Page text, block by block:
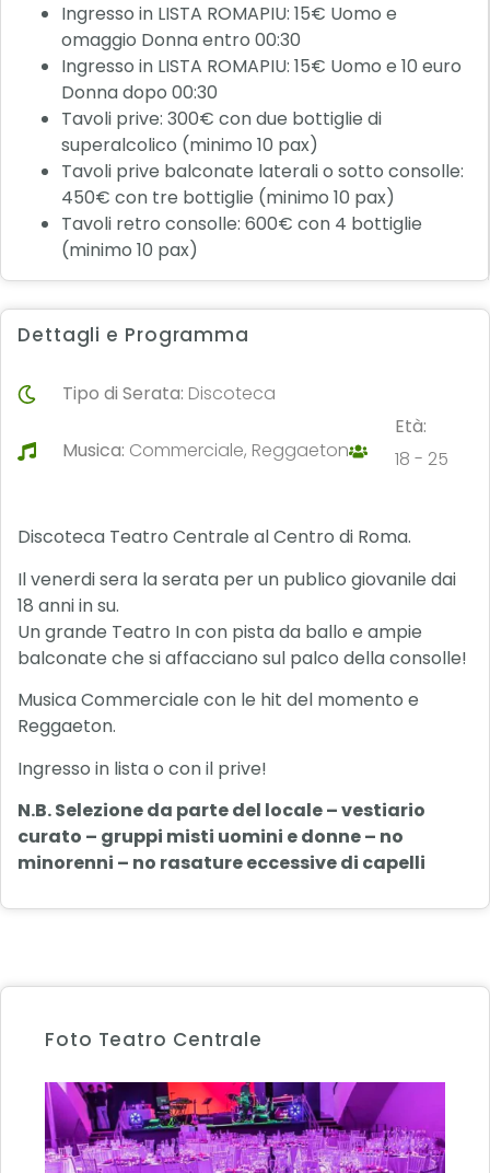
Ingresso in LISTA ROMAPIU: 15€ Uomo e
omaggio Donna entro 00:30
Ingresso in LISTA ROMAPIU: 15€ Uomo e 10 euro
Donna dopo 00:30
Tavoli prive: 300€ con due bottiglie di
superalcolico (minimo 10 pax)
Tavoli prive balconate laterali o sotto consolle:
450€ con tre bottiglie (minimo 10 pax)
Tavoli retro consolle: 600€ con 4 bottiglie
(minimo 10 pax)
Dettagli e Programma
Tipo di Serata: Discoteca
Musica: Commerciale, Reggaeton
Età:
18 - 25
Discoteca Teatro Centrale al Centro di Roma.
Il venerdi sera la serata per un publico giovanile dai
18 anni in su.
Un grande Teatro In con pista da ballo e ampie
balconate che si affacciano sul palco della consolle!
Musica Commerciale con le hit del momento e
Reggaeton.
Ingresso in lista o con il prive!
N.B. Selezione da parte del locale – vestiario
curato – gruppi misti uomini e donne – no
minorenni – no rasature eccessive di capelli
Foto Teatro Centrale